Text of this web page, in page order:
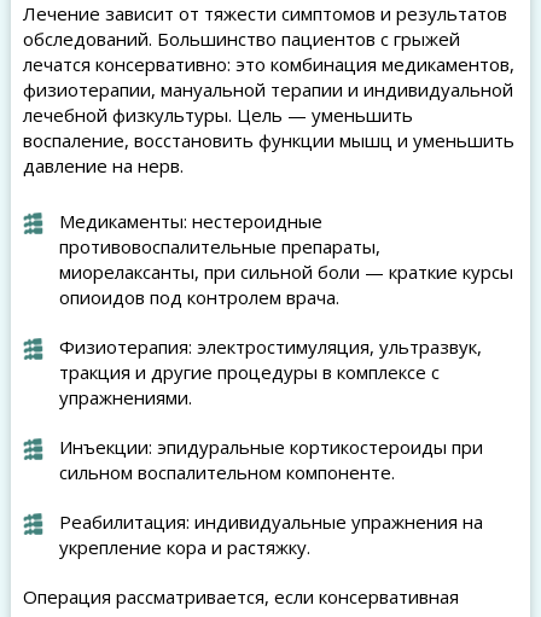
Лечение зависит от тяжести симптомов и результатов
обследований. Большинство пациентов с грыжей
лечатся консервативно: это комбинация медикаментов,
физиотерапии, мануальной терапии и индивидуальной
лечебной физкультуры. Цель — уменьшить
воспаление, восстановить функции мышц и уменьшить
давление на нерв.
Медикаменты: нестероидные
противовоспалительные препараты,
миорелаксанты, при сильной боли — краткие курсы
опиоидов под контролем врача.
Физиотерапия: электростимуляция, ультразвук,
тракция и другие процедуры в комплексе с
упражнениями.
Инъекции: эпидуральные кортикостероиды при
сильном воспалительном компоненте.
Реабилитация: индивидуальные упражнения на
укрепление кора и растяжку.
Операция рассматривается, если консервативная